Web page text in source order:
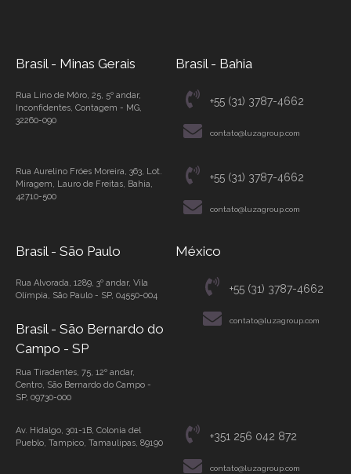
Brasil - Minas Gerais Brasil - Bahia
Rua Lino de Môro, 25, 5º andar,
Inconfidentes, Contagem - MG,
32260-090
+55 (31) 3787-4662
contato@luzagroup.com
Rua Aurelino Fróes Moreira, 363, Lot.
Miragem, Lauro de Freitas, Bahia,
42710-500
+55 (31) 3787-4662
contato@luzagroup.com
Brasil - São Paulo México
Rua Alvorada, 1289, 3º andar, Vila
Olímpia, São Paulo - SP, 04550-004
Brasil - São Bernardo do
Campo - SP
Rua Tiradentes, 75, 12º andar,
Centro, São Bernardo do Campo -
SP, 09730-000
+55 (31) 3787-4662
contato@luzagroup.com
Av. Hidalgo, 301-1B, Colonia del
Pueblo, Tampico, Tamaulipas, 89190
+351 256 042 872
contato@luzagroup.com